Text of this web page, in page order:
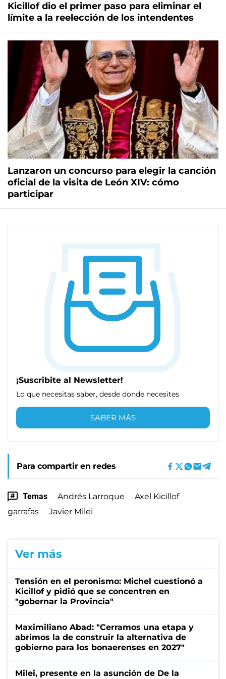
Kicillof dio el primer paso para eliminar el
límite a la reelección de los intendentes
Lanzaron un concurso para elegir la canción
oficial de la visita de León XIV: cómo
participar
¡Suscribite al Newsletter!
Lo que necesitas saber, desde donde necesites
SABER MÁS
Para compartir en redes
Temas Andrés Larroque
Axel Kicillof
garrafas
Javier Milei
Ver más
Tensión en el peronismo: Michel cuestionó a
Kicillof y pidió que se concentren en
"gobernar la Provincia"
Maximiliano Abad: "Cerramos una etapa y
abrimos la de construir la alternativa de
gobierno para los bonaerenses en 2027"
Milei, presente en la asunción de De la